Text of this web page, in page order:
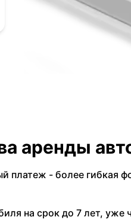
аренды
платеж - более гибкая
на срок до 7 лет, уже